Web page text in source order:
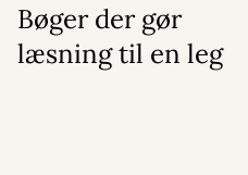
november 2025
Bøger der gør
læsning til en leg